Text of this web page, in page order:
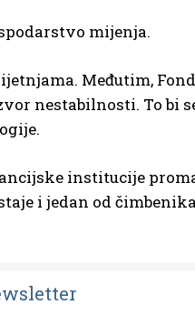
mijenja.
Međutim,
nestabilnosti. To bi
institucije
i jedan od